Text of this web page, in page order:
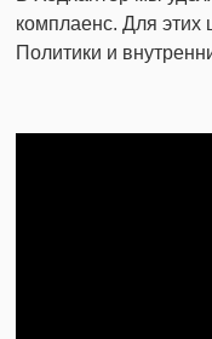
комплаенс. Для этих
Политики и